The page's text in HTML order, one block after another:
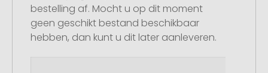
bestelling af. Mocht u op dit moment
geen geschikt bestand beschikbaar
hebben, dan kunt u dit later aanleveren.